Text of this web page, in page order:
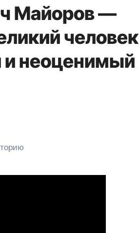
Майоров —
человек
неоценимый